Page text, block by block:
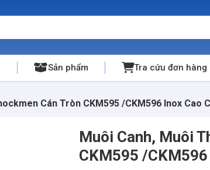
Sản phẩm Tra cứu đơn hàng
Cán Tròn CKM595 /CKM596 Inox Cao
Muôi Canh, Muôi
CKM595 /